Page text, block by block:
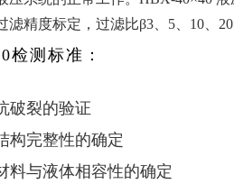
精度标定，过滤比β3、5、10、
检测标准：
破裂的验证
构完整性的确定
料与液体相容性的确定